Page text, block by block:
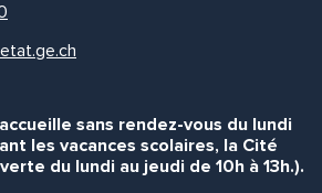
sans rendez-vous du lundi
les vacances scolaires, la Cité
du lundi au jeudi de 10h à 13h.).